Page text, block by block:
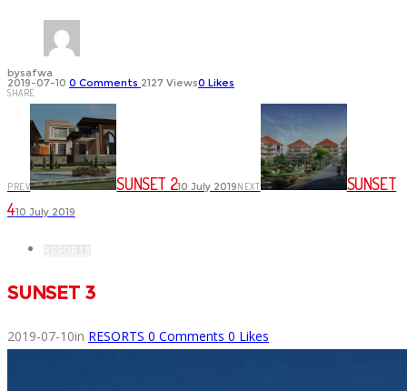
bysafwa
2019-07-10 0 Comments 2127 Views0 Likes
SHARE
PREV SUNSET 210 July 2019NEXT
SUNSET
410 July 2019
SUNSET 3
2019-07-10in RESORTS 0 Comments 0 Likes